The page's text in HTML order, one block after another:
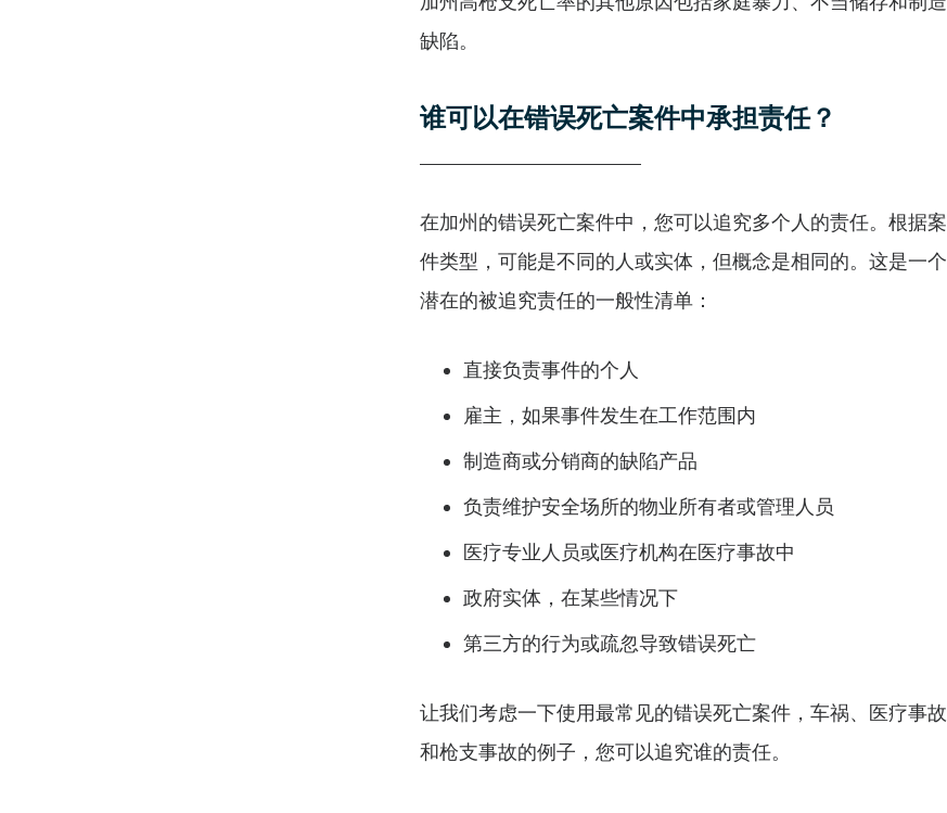
缺陷。
谁可以在错误死亡案件中承担责任？
在加州的错误死亡案件中，您可以追究多个人的责任。根据案
件类型，可能是不同的人或实体，但概念是相同的。这是一个
潜在的被追究责任的一般性清单：
直接负责事件的个人
雇主，如果事件发生在工作范围内
制造商或分销商的缺陷产品
负责维护安全场所的物业所有者或管理人员
医疗专业人员或医疗机构在医疗事故中
政府实体，在某些情况下
第三方的行为或疏忽导致错误死亡
让我们考虑一下使用最常见的错误死亡案件，车祸、医疗事故
和枪支事故的例子，您可以追究谁的责任。